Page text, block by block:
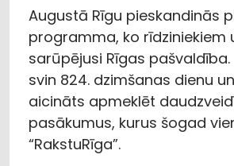
Augustā Rīgu pieskandinās
programma, ko rīdziniekiem
sarūpējusi Rīgas
svin 824. dzimšanas dienu
aicināts apmeklēt
pasākumus, kurus šogad
“RakstuRīga”.